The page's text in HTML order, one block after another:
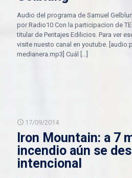
Audio del programa de Samuel
por Radio10 Con la participacion de
titular de Peritajes Edilicios. Para ver
visite nuesto canal en youtube.
medianera.mp3] Cuál
[…]
17/09/2014
Iron Mountain: a 7
incendio aún se
intencional